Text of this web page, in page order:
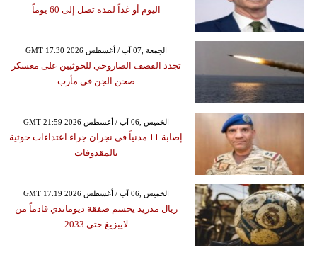
اليوم أو غداً لمدة تصل إلى 60 يوماً
GMT 17:30 2026 الجمعة ,07 آب / أغسطس
تجدد القصف الصاروخي للحوثيين على معسكر
صحن الجن في مأرب
GMT 21:59 2026 الخميس ,06 آب / أغسطس
إصابة 11 مدنياً في نجران جراء اعتداءات حوثية
بالمقذوفات
GMT 17:19 2026 الخميس ,06 آب / أغسطس
ريال مدريد يحسم صفقة ديوماندي قادماً من
لايبزيغ حتى 2033